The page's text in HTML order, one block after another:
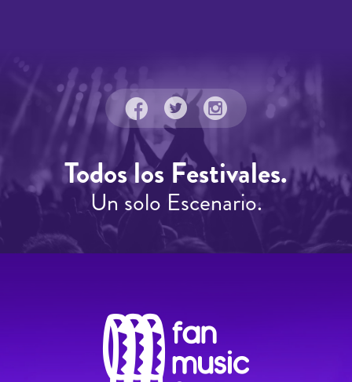
Todos los Festivales.
Un solo Escenario.